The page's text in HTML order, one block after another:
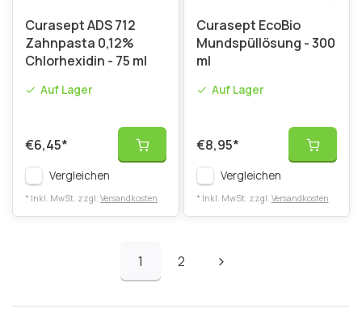
Curasept ADS 712
Zahnpasta 0,12%
Chlorhexidin - 75 ml
Auf Lager
€6,45*
Vergleichen
* Inkl. MwSt. zzgl. Versandkosten
Curasept EcoBio
Mundspüllösung - 300
ml
Auf Lager
€8,95*
Vergleichen
* Inkl. MwSt. zzgl. Versandkosten
1 2